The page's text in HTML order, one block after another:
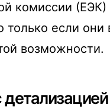
комиссии
только если
возможности.